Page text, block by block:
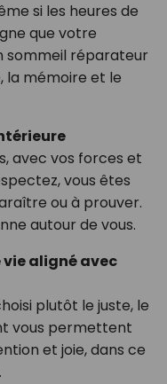
si les heures de
que votre
sommeil réparateur
la mémoire et le
avec vos forces et
vous êtes
ou à prouver.
autour de vous.
vie aligné avec
plutôt le juste, le
vous permettent
et joie, dans ce